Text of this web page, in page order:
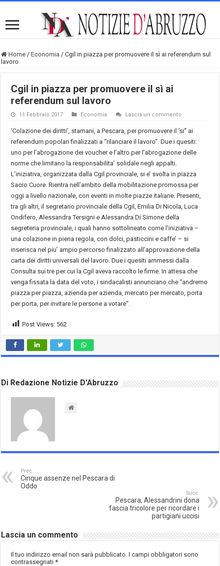
Home / Economia / Cgil in piazza per promuovere il sì ai referendum sul
lavoro
Cgil in piazza per promuovere il sì ai
referendum sul lavoro
11 Febbraio 2017 Economia Lascia un commento
‘Colazione dei diritti’, stamani, a Pescara, per promuovere il ‘si” ai
referendum popolari finalizzati a “rilanciare il lavoro”. Due i quesiti:
uno per l’abrogazione dei voucher e l’altro per l’abrogazione delle
norme che limitano la responsabilita’ solidale negli appalti.
L’iniziativa, organizzata dalla Cgil provinciale, si e’ svolta in piazza
Sacro Cuore. Rientra nell’ambito della mobilitazione promossa per
oggi a livello nazionale, con eventi in molte piazze italiane. Presenti,
tra gli altri, il segretario provinciale della Cgil, Emilia Di Nicola, Luca
Ondifero, Alessandra Tersigni e Alessandra Di Simone della
segreteria provinciale, i quali hanno sottolineato come l’iniziativa –
una colazione in piena regola, con dolci, pasticcini e caffe’ – si
inserisca nel piu’ ampio percorso finalizzato all’approvazione della
carta dei diritti universali del lavoro. Due i quesiti ammessi dalla
Consulta sui tre per cui la Cgil aveva raccolto le firme. In attesa che
venga fissata la data del voto, i sindacalisti annunciano che “andremo
piazza per piazza, azienda per azienda, mercato per mercato, porta
per porta, per invitare le persone a votare”.
Post Views: 562
Di Redazione Notizie D'Abruzzo
Prec.
Cinque assenze nel Pescara di
Oddo
Succ.
Pescara, Alessandrini dona
fascia tricolore per ricordare i
partigiani uccisi
Lascia un commento
Il tuo indirizzo email non sarà pubblicato. I campi obbligatori sono
contrassegnati*